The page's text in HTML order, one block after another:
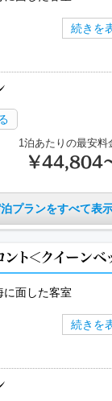
続きを
1泊あたりの最安料
￥44,804
プランをすべて表
ント＜クイーンベ
に面した客室
続きを